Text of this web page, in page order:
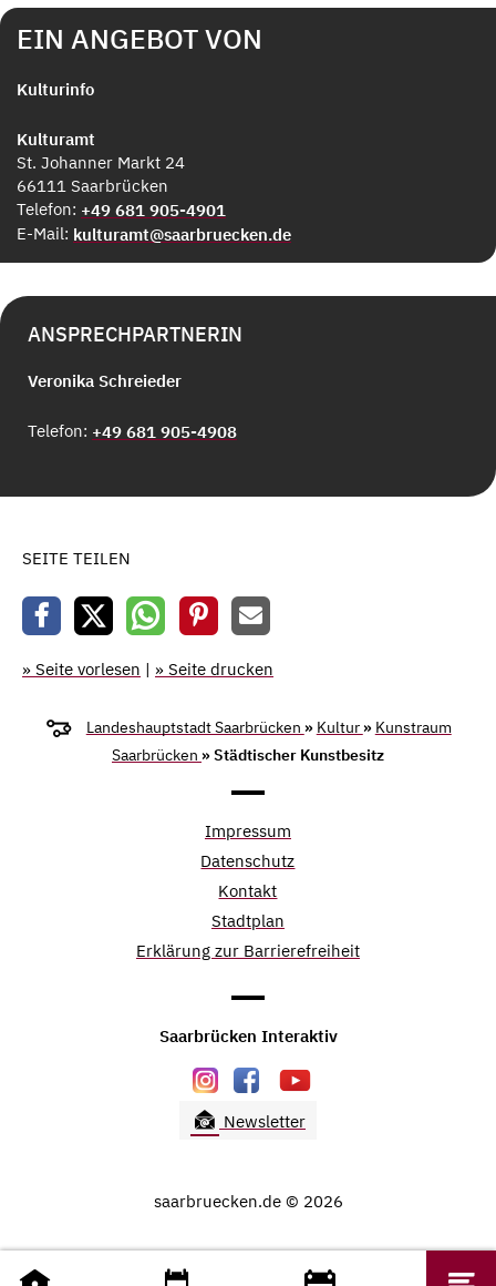
EIN ANGEBOT VON
Kulturinfo
Kulturamt
St. Johanner Markt 24
66111 Saarbrücken
Telefon: +49 681 905-4901
E-Mail: kulturamt@saarbruecken.de
ANSPRECHPARTNERIN
Veronika Schreieder
Telefon: +49 681 905-4908
SEITE TEILEN
» Seite vorlesen | » Seite drucken
Landeshauptstadt Saarbrücken » Kultur » Kunstraum
Saarbrücken » Städtischer Kunstbesitz
Impressum
Datenschutz
Kontakt
Stadtplan
Erklärung zur Barrierefreiheit
Saarbrücken Interaktiv
Newsletter
saarbruecken.de © 2026